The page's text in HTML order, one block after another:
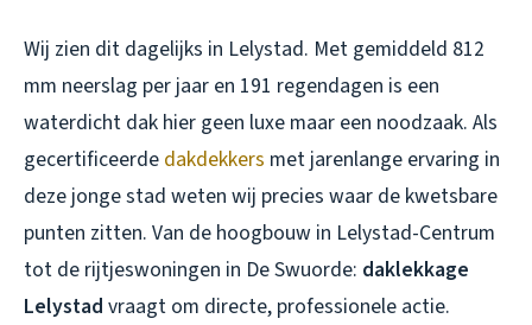
Wij zien dit dagelijks in Lelystad. Met gemiddeld 812
mm neerslag per jaar en 191 regendagen is een
waterdicht dak hier geen luxe maar een noodzaak. Als
gecertificeerde dakdekkers met jarenlange ervaring in
deze jonge stad weten wij precies waar de kwetsbare
punten zitten. Van de hoogbouw in Lelystad-Centrum
tot de rijtjeswoningen in De Swuorde: daklekkage
Lelystad vraagt om directe, professionele actie.